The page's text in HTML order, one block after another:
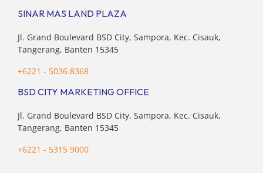
SINAR MAS LAND PLAZA
Jl. Grand Boulevard BSD City, Sampora, Kec. Cisauk,
Tangerang, Banten 15345
+6221 - 5036 8368
BSD CITY MARKETING OFFICE
Jl. Grand Boulevard BSD City, Sampora, Kec. Cisauk,
Tangerang, Banten 15345
+6221 - 5315 9000